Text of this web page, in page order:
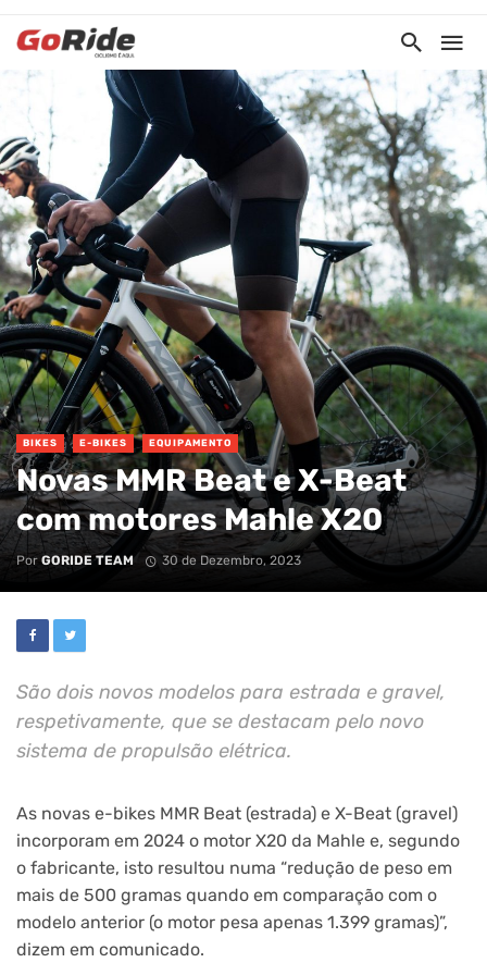
BIKES E-BIKES EQUIPAMENTO
Novas MMR Beat e X-Beat
com motores Mahle X20
Por GORIDE TEAM 30 de Dezembro, 2023
São dois novos modelos para estrada e gravel,
respetivamente, que se destacam pelo novo
sistema de propulsão elétrica.
As novas e-bikes MMR Beat (estrada) e X-Beat (gravel)
incorporam em 2024 o motor X20 da Mahle e, segundo
o fabricante, isto resultou numa “redução de peso em
mais de 500 gramas quando em comparação com o
modelo anterior (o motor pesa apenas 1.399 gramas)”,
dizem em comunicado.